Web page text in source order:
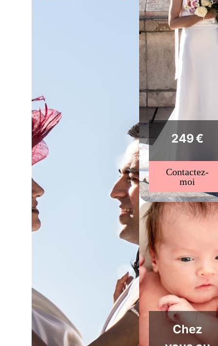
249 €
Contactez-
moi
Chez